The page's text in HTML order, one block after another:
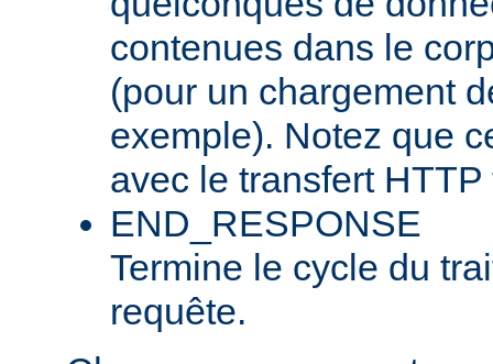
contenues dans le
(pour un chargement
exemple). Notez que
avec le transfert
END_RESPONSE
Termine le cycle du
requête.